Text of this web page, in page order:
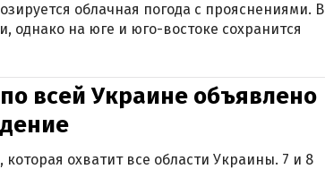
облачная погода с прояснениями. В
однако на юге и юго-востоке сохранится
всей Украине объявлено
охватит все области Украины. 7 и 8